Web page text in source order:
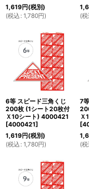
1,619円(税別)
(税込 : 1,780円)
(税
6等 スピード三角くじ
200枚 (1シート20枚付
Ｘ10シート) 4000421
[4000421]
1,619円(税別)
(税込 : 1,780円)
7
Ｘ
[
(税